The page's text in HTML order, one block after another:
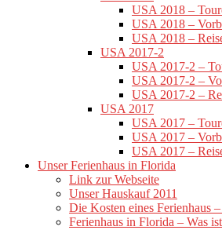
USA 2018 –
USA 2018 –
USA 2018 –
USA 2017-2
USA 2017-2 –
USA 2017-2 –
USA 2017-2 –
USA 2017
USA 2017 –
USA 2017 –
USA 2017 –
Unser Ferienhaus in Florida
Link zur Webseite
Unser Hauskauf 2011
Die Kosten eines Ferienhaus
Ferienhaus in Florida – Was